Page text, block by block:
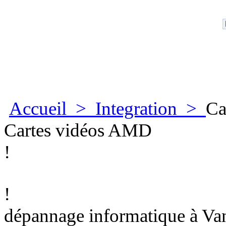
Accueil > Integration >
Cartes vidéos AMD
!
!
dépannage informatique à